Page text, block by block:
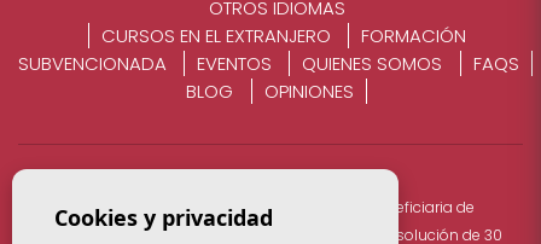
OTROS IDIOMAS
CURSOS EN EL EXTRANJERO
FORMACIÓN
SUBVENCIONADA
EVENTOS QUIENES SOMOS
FAQS
BLOG
OPINIONES
ENGLISH WORLD NYVA S.L CON CIF B53747846 fue beneficiaria de
subvención , dentro del PROGRAMA ECOVUT 2021 (Resolución de 30
Cookies y privacidad